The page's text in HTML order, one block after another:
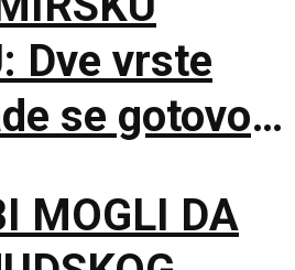
Dve vrste
se gotovo
MOGLI DA